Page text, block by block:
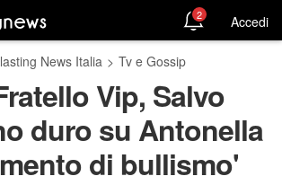
2 Accedi
News Italia > Tv e Gossip
Vip, Salvo
duro su Antonella
di bullismo'